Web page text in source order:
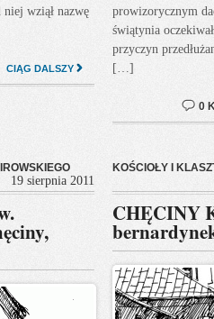
wziął nazwę
CIĄG DALSZY
prowizorycznym
świątynia
przyczyn
[…]
0
19 sierpnia 2011
KOŚCIOŁY I
CHĘCINY